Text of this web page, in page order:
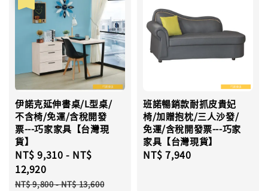
伊諾克延伸書桌/L型桌/
不含椅/免運/含稅開發
票---巧家家具【台灣現
貨】
Sale
price
NT$ 9,310 - NT$
12,920
Regular
NT$ 9,800-NT$ 13,600
班諾暢銷款耐抓皮貴妃
椅/加贈抱枕/三人沙發/
免運/含稅開發票---巧家
家具【台灣現貨】
Regular
NT$ 7,940